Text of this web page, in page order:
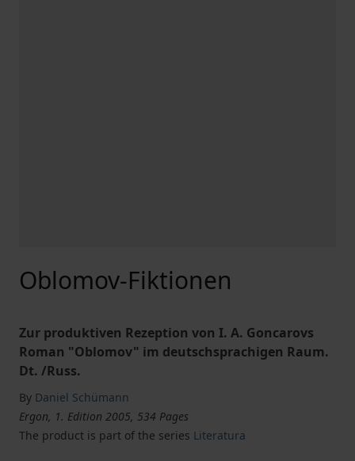
Oblomov-Fiktionen
Zur produktiven Rezeption von I. A. Goncarovs
Roman "Oblomov" im deutschsprachigen Raum.
Dt. /Russ.
By Daniel Schümann
Ergon, 1. Edition 2005, 534 Pages
The product is part of the series Literatura